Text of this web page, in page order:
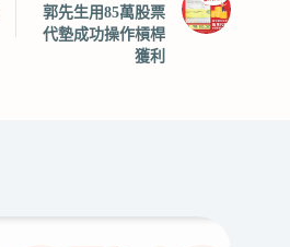
郭先生用85萬股票
代墊成功操作槓桿
獲利